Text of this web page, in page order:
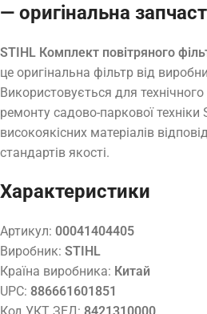
— оригінальна
STIHL Комплект повітряного
це оригінальна фільтр від
Використовується для
ремонту садово-паркової техніки
високоякісних матеріалів
стандартів якості.
Характеристики
Артикул: 00041404405
Виробник: STIHL
Країна виробника: Китай
UPC: 886661601851